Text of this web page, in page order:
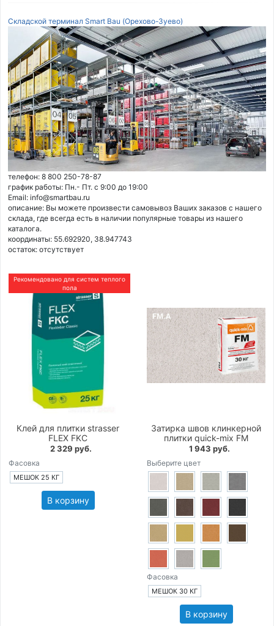
Складской терминал Smart Bau (Орехово-Зуево)
телефон: 8 800 250-78-87
график работы: Пн.- Пт. с 9:00 до 19:00
Email: info@smartbau.ru
описание: Вы можете произвести самовывоз Ваших заказов с нашего
склада, где всегда есть в наличии популярные товары из нашего
каталога.
координаты: 55.692920, 38.947743
остаток: отсутствует
Рекомендовано для систем теплого
пола
Клей для плитки strasser
FLEX FKC
2 329 руб.
Фасовка
МЕШОК 25 КГ
В корзину
Затирка швов клинкерной
плитки quick-mix FM
1 943 руб.
Выберите цвет
Фасовка
МЕШОК 30 КГ
В корзину